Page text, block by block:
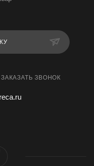
ЗАКАЗАТЬ ЗВОНОК